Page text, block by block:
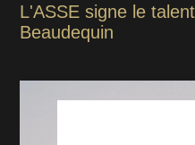
L'ASSE signe le
Beaudequin